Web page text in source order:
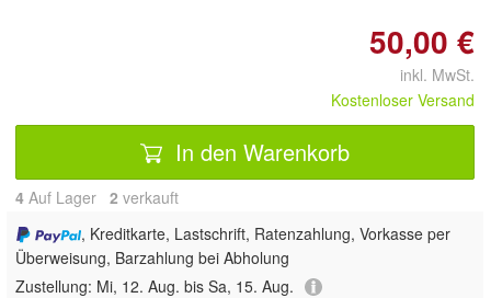
50,00 €
inkl. MwSt.
Kostenloser Versand
In den Warenkorb
4 Auf Lager 2 verkauft
, Kreditkarte, Lastschrift, Ratenzahlung, Vorkasse per
Überweisung, Barzahlung bei Abholung
Zustellung: Mi, 12. Aug. bis Sa, 15. Aug.